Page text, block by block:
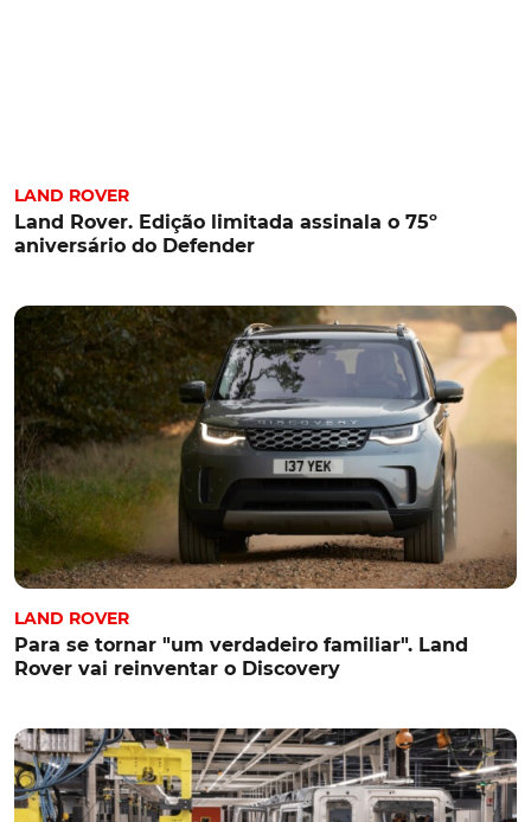
LAND ROVER
Land Rover. Edição limitada assinala o 75º
aniversário do Defender
LAND ROVER
Para se tornar "um verdadeiro familiar". Land
Rover vai reinventar o Discovery